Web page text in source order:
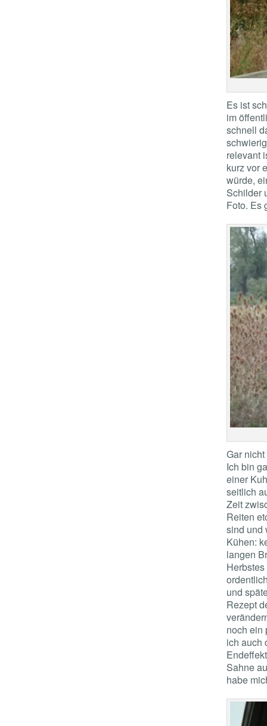
Es ist
im
schnell
relevant
kurz vor
würde,
Schilder
Foto. Es
Gar
Ich bin
einer
seitlich
Zeit
Reiten
sind und
Kühen:
langen
und
Rezept
noch ein
ich auch
Sahne
habe